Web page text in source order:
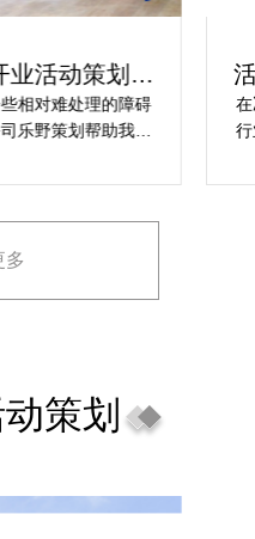
业活动策划方
相对难处理的障碍
乐野策划帮助我完
有计划还会选择乐
多
策划